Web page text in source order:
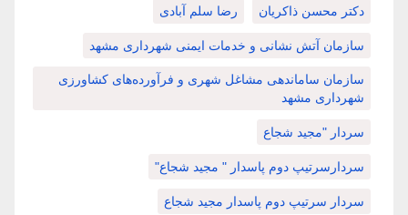
دکتر محسن ذاکریان رضا سلم آبادی
سازمان آتش نشانی و خدمات ایمنی شهرداری مشهد
سازمان ساماندهی مشاغل شهری و فرآورده‌های کشاورزی
شهرداری مشهد
سردار "مجید شجاع
سردارسرتیپ دوم پاسدار " مجید شجاع"
سردار سرتیپ دوم پاسدار مجید شجاع